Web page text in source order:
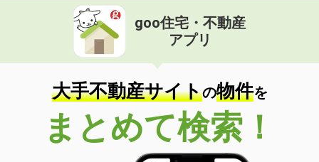
goo住宅・不動産
アプリ
大手不動産サイトの物件を
まとめて検索！